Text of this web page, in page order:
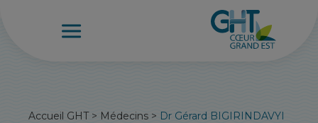
Accueil GHT> Médecins > Dr Gérard BIGIRINDAVYI